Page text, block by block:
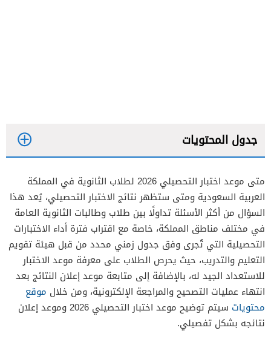
جدول المحتويات
متى موعد اختبار التحصيلي 2026 لطلاب الثانوية في المملكة
العربية السعودية ومتى ستظهر نتائج الاختبار التحصيلي، يُعد هذا
السؤال من أكثر الأسئلة تداولًا بين طلاب وطالبات الثانوية العامة
في مختلف مناطق المملكة، خاصة مع اقتراب فترة أداء الاختبارات
التحصيلية التي تُجرى وفق جدول زمني محدد من قبل هيئة تقويم
التعليم والتدريب، حيث يحرص الطلاب على معرفة موعد الاختبار
للاستعداد الجيد له، بالإضافة إلى متابعة موعد إعلان النتائج بعد
انتهاء عمليات التصحيح والمراجعة الإلكترونية، ومن خلال موقع
محتويات
سيتم توضيح موعد اختبار التحصيلي 2026 وموعد إعلان
نتائجه بشكل تفصيلي.